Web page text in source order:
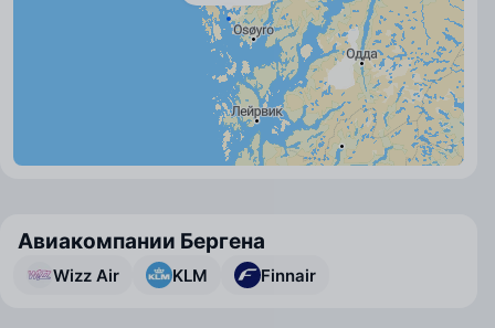
Авиакомпании Бергена
Wizz Air KLM Finnair